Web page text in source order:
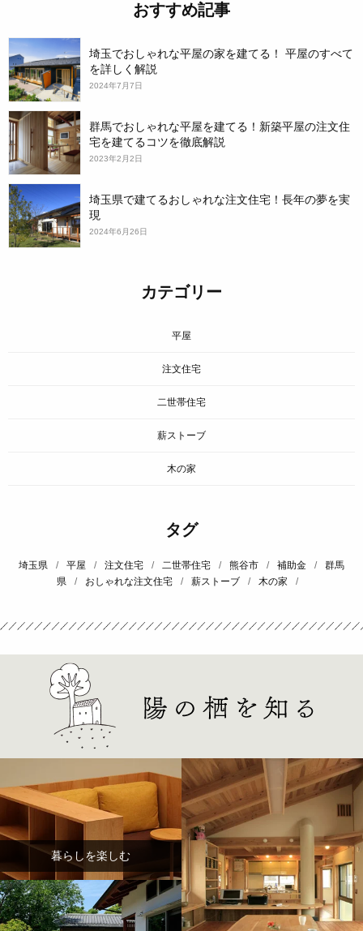
おすすめ記事
埼玉でおしゃれな平屋の家を建てる！ 平屋のすべて
を詳しく解説
2024年7月7日
群馬でおしゃれな平屋を建てる！新築平屋の注文住
宅を建てるコツを徹底解説
2023年2月2日
埼玉県で建てるおしゃれな注文住宅！長年の夢を実
現
2024年6月26日
カテゴリー
平屋
注文住宅
二世帯住宅
薪ストーブ
木の家
タグ
埼玉県 / 平屋 / 注文住宅 / 二世帯住宅 / 熊谷市 / 補助金 /
群馬
県
/ おしゃれな注文住宅 / 薪ストーブ / 木の家 /
暮らしを楽しむ